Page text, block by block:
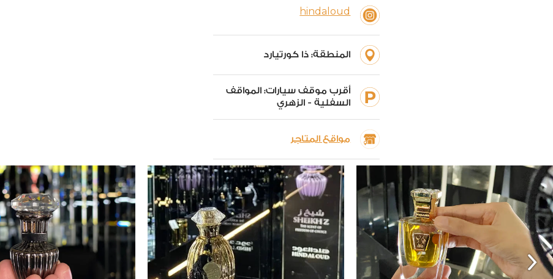
hindaloud
المنطقة: ذا كورتيارد
أقرب موقف سيارات: المواقف
السفلية - الزهري
مواقع المتاجر